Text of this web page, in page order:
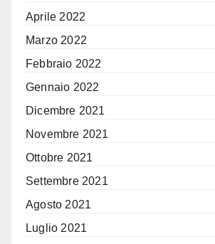
Aprile 2022
Marzo 2022
Febbraio 2022
Gennaio 2022
Dicembre 2021
Novembre 2021
Ottobre 2021
Settembre 2021
Agosto 2021
Luglio 2021